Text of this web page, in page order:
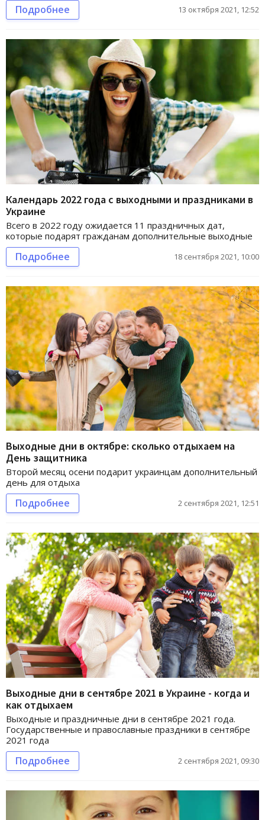
Подробнее 13 октября 2021, 12:52
Календарь 2022 года с выходными и праздниками в
Украине
Всего в 2022 году ожидается 11 праздничных дат,
которые подарят гражданам дополнительные выходные
Подробнее 18 сентября 2021, 10:00
Выходные дни в октябре: сколько отдыхаем на
День защитника
Второй месяц осени подарит украинцам дополнительный
день для отдыха
Подробнее 2 сентября 2021, 12:51
Выходные дни в сентябре 2021 в Украине - когда и
как отдыхаем
Выходные и праздничные дни в сентябре 2021 года.
Государственные и православные праздники в сентябре
2021 года
Подробнее 2 сентября 2021, 09:30